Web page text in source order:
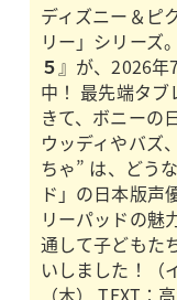
ディズニー＆ピ
リー」シリーズ
５ 』が、2026
中！ 最先端タブ
きて、ボニーの
ウッディやバズ
ちゃ” は、どう
ド」の日本版声
リーパッドの魅
通して子どもた
いしました！（
（木） TEXT：